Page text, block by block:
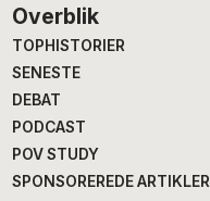
Footer
Overblik
TOPHISTORIER
SENESTE
DEBAT
PODCAST
POV STUDY
SPONSOREREDE ARTIKLER